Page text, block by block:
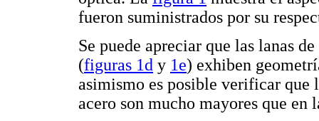
fueron suministrados por su
Se puede apreciar que las lanas
(figuras 1d y 1e) exhiben
asimismo es posible verificar que
acero son mucho mayores que en